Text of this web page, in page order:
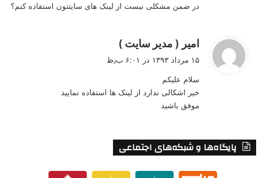
در ضمن مشکلی نیست از لینک های سایتتون استفاده کنم؟
امیر ( مدیر سایت )
۱۵ مرداد ۱۳۹۳ در ۶:۰۱ ب٫ظ
سلام علیکم
خیر اشکالی ندارد از لینک ها استفاده نمایید
موفق باشید
پایگاه‌ها و شبکه‌های اجتماعی